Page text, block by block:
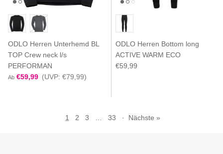
ODLO Herren Unterhemd BL
TOP Crew neck l/s
PERFORMAN
Ab €59,99 (UVP: €79,99)
ODLO Herren Bottom long
ACTIVE WARM ECO
€59,99
1 2 3 … 33 · Nächste »